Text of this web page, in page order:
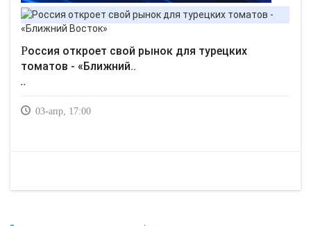
Россия откроет свой рынок для турецких
томатов - «Ближний..
..
03-апр, 17:00